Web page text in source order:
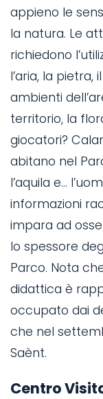
appieno le
la natura. Le
richiedono
l’aria, la pietra,
ambienti
territorio, la
giocatori?
abitano nel
l’aquila e...
informazioni
impara ad
lo spessore
Parco. Nota
didattica è
occupato dai
che nel
Saènt.
Centro